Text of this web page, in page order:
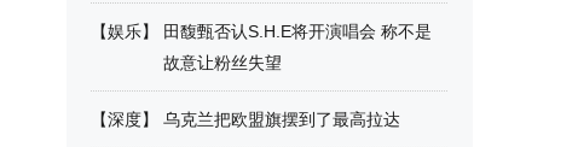
【娱乐】
田馥甄否认S.H.E将开演唱会 称不是
故意让粉丝失望
【深度】 乌克兰把欧盟旗摆到了最高拉达